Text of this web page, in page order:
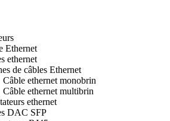
Ethernet
ethernet
de câbles Ethernet
Câble ethernet monobrin
Câble ethernet multibrin
ethernet
DAC SFP